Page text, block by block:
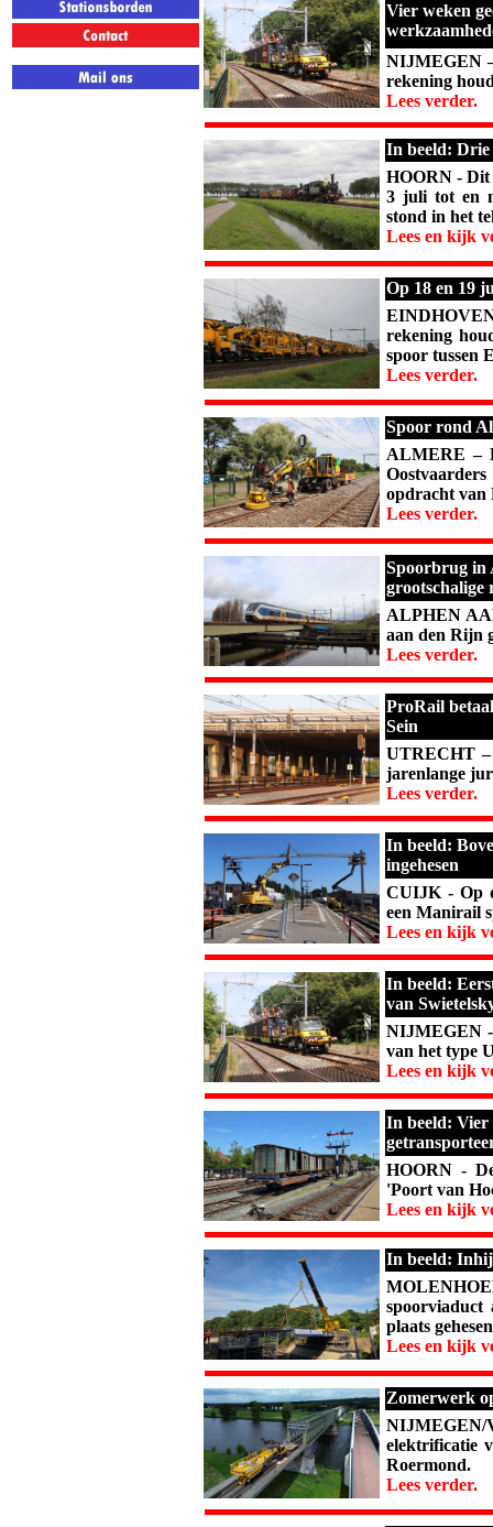
Vier weken
NIJMEGEN
rekening
Lees verder.
In beeld: Drie
HOORN - Dit
3 juli tot en
stond in het
Lees en kijk
Op 18 en 19
rekening
spoor tussen
Lees verder.
Spoor rond
ALMERE –
opdracht van
Lees verder.
Spoorbrug in
grootschalige
ALPHEN
aan den Rijn
Lees verder.
ProRail
Sein
UTRECHT –
jarenlange
Lees verder.
In beeld:
ingehesen
CUIJK - Op
een Manirail
Lees en kijk
In beeld:
van
NIJMEGEN
van het type
Lees en kijk
In beeld: Vier
HOORN -
'Poort van
Lees en kijk
In beeld:
spoorviaduct
plaats
Lees en kijk
Zomerwerk
elektrificatie
Roermond.
Lees verder.